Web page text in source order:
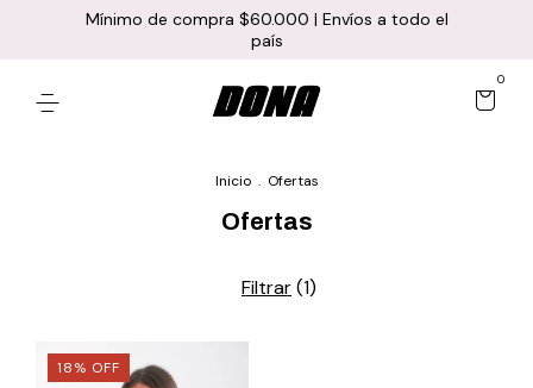
Mínimo de compra $60.000 | Envíos a todo el
país
0
Inicio . Ofertas
Ofertas
Filtrar(1)
18% OFF